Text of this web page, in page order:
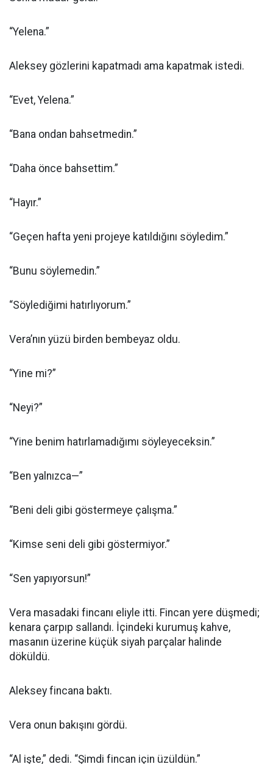
“Yelena.”
Aleksey gözlerini kapatmadı ama kapatmak istedi.
“Evet, Yelena.”
“Bana ondan bahsetmedin.”
“Daha önce bahsettim.”
“Hayır.”
“Geçen hafta yeni projeye katıldığını söyledim.”
“Bunu söylemedin.”
“Söylediğimi hatırlıyorum.”
Vera’nın yüzü birden bembeyaz oldu.
“Yine mi?”
“Neyi?”
“Yine benim hatırlamadığımı söyleyeceksin.”
“Ben yalnızca—”
“Beni deli gibi göstermeye çalışma.”
“Kimse seni deli gibi göstermiyor.”
“Sen yapıyorsun!”
Vera masadaki fincanı eliyle itti. Fincan yere düşmedi;
kenara çarpıp sallandı. İçindeki kurumuş kahve,
masanın üzerine küçük siyah parçalar halinde
döküldü.
Aleksey fincana baktı.
Vera onun bakışını gördü.
“Al işte,” dedi. “Şimdi fincan için üzüldün.”